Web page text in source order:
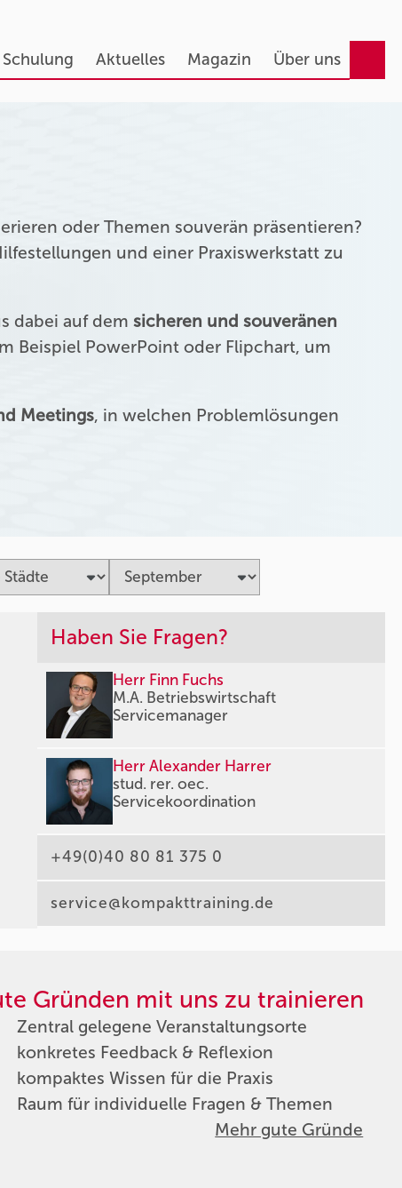
Aktuelles Magazin Über uns
oder Themen souverän präsentieren?
und einer Praxiswerkstatt zu
dabei auf demsicheren und souveränen
Beispiel PowerPoint oder Flipchart, um
Meetings, in welchen Problemlösungen
Haben Sie Fragen?
Herr Finn Fuchs
M.A. Betriebswirtschaft
Servicemanager
Herr Alexander Harrer
stud. rer. oec.
Servicekoordination
+49(0)40 80 81 375 0
service@kompakttraining.de
Gründen mit uns zu trainieren
Zentral gelegene Veranstaltungsorte
konkretes Feedback & Reflexion
kompaktes Wissen für die Praxis
Raum für individuelle Fragen & Themen
Mehr gute Gründe